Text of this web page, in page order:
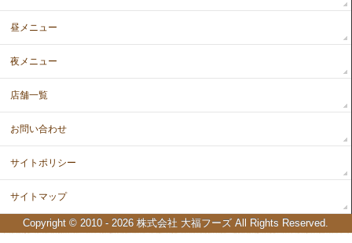
昼メニュー
夜メニュー
店舗一覧
お問い合わせ
サイトポリシー
サイトマップ
Copyright © 2010 - 2026株式会社 大福フーズ All Rights Reserved.